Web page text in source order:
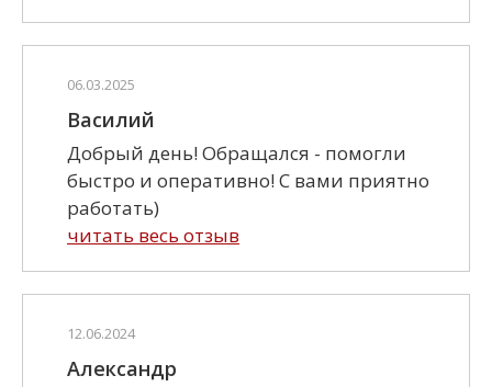
06.03.2025
Василий
Добрый день! Обращался - помогли
быстро и оперативно! С вами приятно
работать)
читать весь отзыв
12.06.2024
Александр